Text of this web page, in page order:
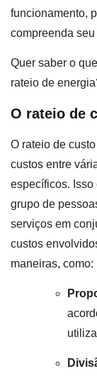
funcionamento,
compreenda
Quer saber o
rateio de
O rateio de
O rateio de
custos entre
específicos. Isso
grupo de
serviços em
custos
maneiras, como: